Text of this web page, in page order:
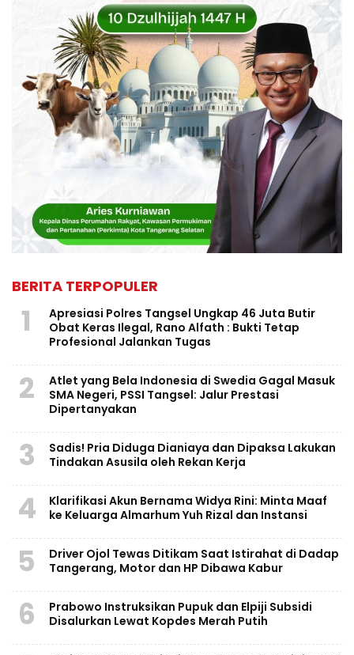
BERITA TERPOPULER
1
Apresiasi Polres Tangsel Ungkap 46 Juta Butir
Obat Keras Ilegal, Rano Alfath : Bukti Tetap
Profesional Jalankan Tugas
2
Atlet yang Bela Indonesia di Swedia Gagal Masuk
SMA Negeri, PSSI Tangsel: Jalur Prestasi
Dipertanyakan
3
Sadis! Pria Diduga Dianiaya dan Dipaksa Lakukan
Tindakan Asusila oleh Rekan Kerja
4
Klarifikasi Akun Bernama Widya Rini: Minta Maaf
ke Keluarga Almarhum Yuh Rizal dan Instansi
5
Driver Ojol Tewas Ditikam Saat Istirahat di Dadap
Tangerang, Motor dan HP Dibawa Kabur
6
Prabowo Instruksikan Pupuk dan Elpiji Subsidi
Disalurkan Lewat Kopdes Merah Putih